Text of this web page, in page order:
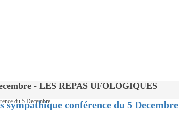
- LES REPAS UFOLOGIQUES
du 5 Decembre
sympathique conférence du 5 Decembre